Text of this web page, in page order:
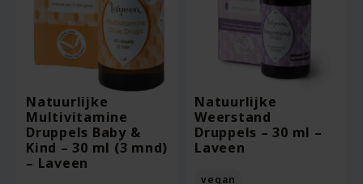
Natuurlijke
Multivitamine
Druppels Baby &
Kind – 30 ml (3 mnd)
– Laveen
Natuurlijke
Weerstand
Druppels – 30 ml –
Laveen
vegan